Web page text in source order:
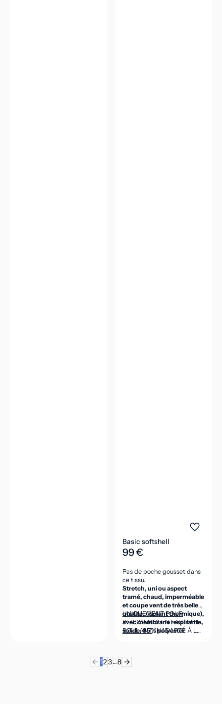
Basic softshell
99 €
Pas de poche gousset dans
ce tissu.
Stretch, uni ou aspect
tramé, chaud, imperméable
et coupe vent de très belle
qualité, (isolant thermique),
avec membrane respirante,
solide, 85 % polyester
polyester micro, 320g/m2.
UNIQUEMENT POUR
PERSONNES EN FAUTEUIL
ROULANT, INADAPTÉ À LA
ASSEZ HAUTE POUR VENIR
COUVRIR LES REINS EN
123…8